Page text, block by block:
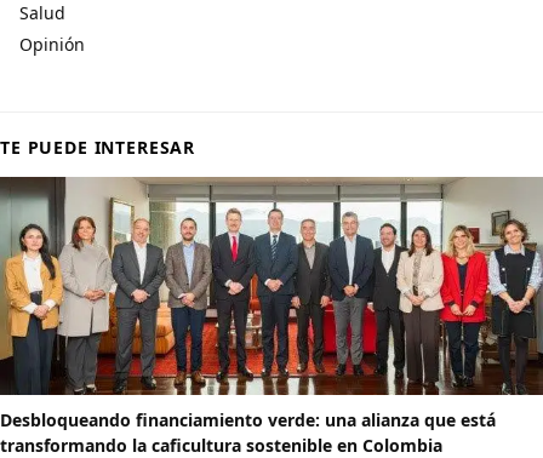
Salud
Opinión
TE PUEDE INTERESAR
Desbloqueando financiamiento verde: una alianza que está
transformando la caficultura sostenible en Colombia